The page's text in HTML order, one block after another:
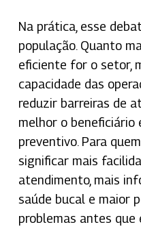
Na prática, esse
população. Quanto
eficiente for o setor,
capacidade das
reduzir barreiras de
melhor o beneficiário
preventivo. Para
significar mais
atendimento, mais
saúde bucal e maior
problemas antes que